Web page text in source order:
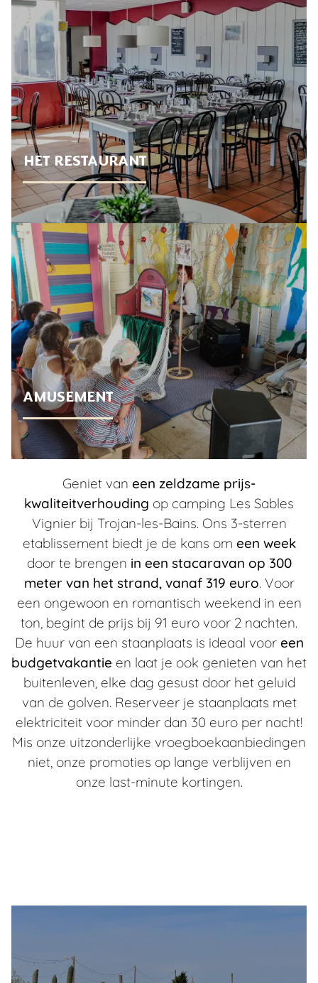
HET RESTAURANT
AMUSEMENT
Geniet van een zeldzame prijs-
kwaliteitverhouding op camping Les Sables
Vignier bij Trojan-les-Bains. Ons 3-sterren
etablissement biedt je de kans om een week
door te brengen in een stacaravan op 300
meter van het strand, vanaf 319 euro. Voor
een ongewoon en romantisch weekend in een
ton, begint de prijs bij 91 euro voor 2 nachten.
De huur van een staanplaats is ideaal voor een
budgetvakantie en laat je ook genieten van het
buitenleven, elke dag gesust door het geluid
van de golven. Reserveer je staanplaats met
elektriciteit voor minder dan 30 euro per nacht!
Mis onze uitzonderlijke vroegboekaanbiedingen
niet, onze promoties op lange verblijven en
onze last-minute kortingen.